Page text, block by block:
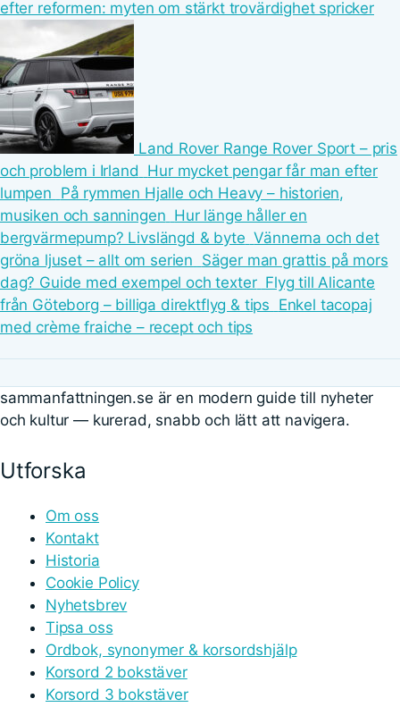
efter reformen: myten om stärkt trovärdighet spricker
Land Rover Range Rover Sport – pris
och problem i Irland Hur mycket pengar får man efter
lumpen På rymmen Hjalle och Heavy – historien,
musiken och sanningen Hur länge håller en
bergvärmepump? Livslängd & byte Vännerna och det
gröna ljuset – allt om serien Säger man grattis på mors
dag? Guide med exempel och texter Flyg till Alicante
från Göteborg – billiga direktflyg & tips Enkel tacopaj
med crème fraiche – recept och tips
sammanfattningen.se är en modern guide till nyheter
och kultur — kurerad, snabb och lätt att navigera.
Utforska
Om oss
Kontakt
Historia
Cookie Policy
Nyhetsbrev
Tipsa oss
Ordbok, synonymer & korsordshjälp
Korsord 2 bokstäver
Korsord 3 bokstäver